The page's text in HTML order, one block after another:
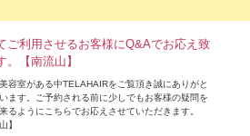
ご利用させるお客様にQ&Aでお応え致
。【南流山】
容室がある中TELAHAIRをご覧頂き誠にありがと
ます。ご予約される前に少しでもお客様の疑問を
るようにこちらでお応えさせていただきます。
】